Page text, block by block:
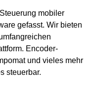
mobiler
gefasst. Wir bieten
Encoder-
und vieles mehr
steuerbar.